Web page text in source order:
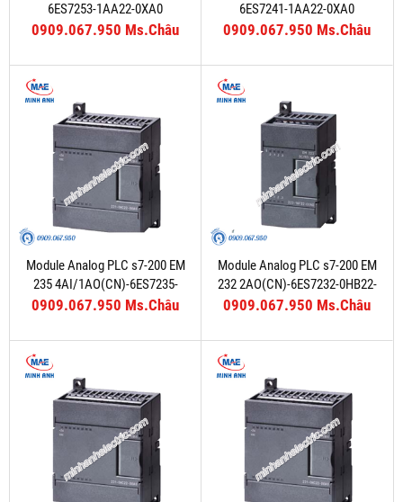
6ES7253-1AA22-0XA0
0909.067.950 Ms.Châu
6ES7241-1AA22-0XA0
0909.067.950 Ms.Châu
Module Analog PLC s7-200 EM
235 4AI/1AO(CN)-6ES7235-
0KD22-0XA8
0909.067.950 Ms.Châu
Module Analog PLC s7-200 EM
232 2AO(CN)-6ES7232-0HB22-
0XA8
0909.067.950 Ms.Châu